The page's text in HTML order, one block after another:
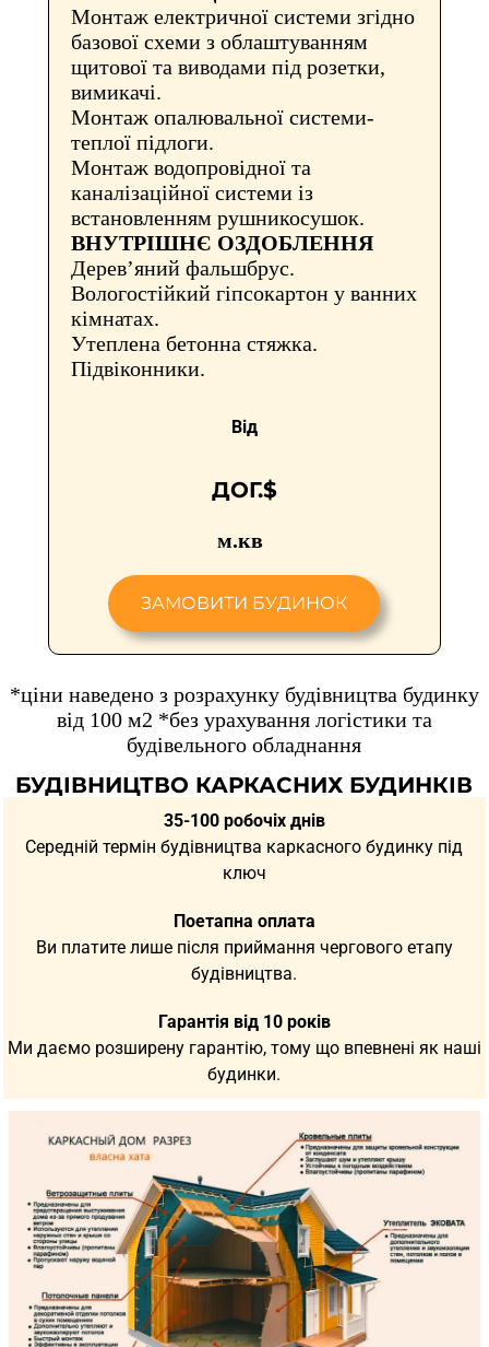
Монтаж електричної системи згідно
базової схеми з облаштуванням
щитової та виводами під розетки,
вимикачі.
Монтаж опалювальної системи-
теплої підлоги.
Монтаж водопровідної та
каналізаційної системи із
встановленням рушникосушок.
ВНУТРІШНЄ ОЗДОБЛЕННЯ
Дерев’яний фальшбрус.
Вологостійкий гіпсокартон у ванних
кімнатах.
Утеплена бетонна стяжка.
Підвіконники.
Від
ДОГ.$
м.кв
ЗАМОВИТИ БУДИНОК
*ціни наведено з розрахунку будівництва будинку
від 100 м2 *без урахування логістики та
будівельного обладнання
БУДІВНИЦТВО КАРКАСНИХ БУДИНКІВ
35-100 робочіх днів
Середній термін будівництва каркасного будинку під
ключ
Поетапна оплата
Ви платите лише після приймання чергового етапу
будівництва.
Гарантія від 10 років
Ми даємо розширену гарантію, тому що впевнені як наші
будинки.